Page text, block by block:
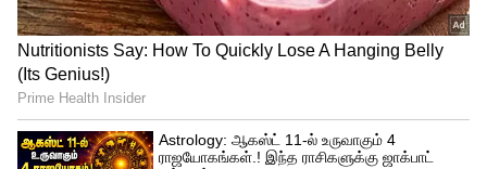
காற்றோட்டமான காலணிகளைப்
பயன்படுத்துங்கள்.